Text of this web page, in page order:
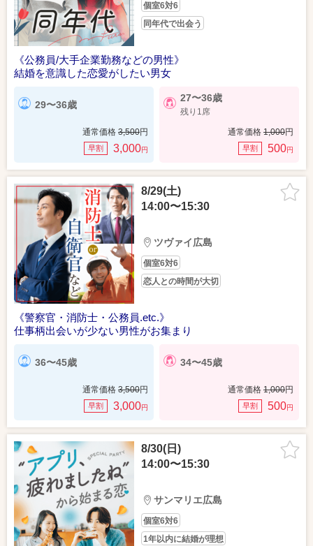
個室6対6
同年代で出会う
《公務員/大手企業勤務などの男性》
結婚を意識した恋愛がしたい男女
29〜36歳
通常価格 3,500円
早割 3,000円
27〜36歳
残り1席
通常価格 1,000円
早割 500円
8/29(土)
14:00〜15:30
ツヴァイ広島
個室6対6
恋人との時間が大切
《警察官・消防士・公務員.etc.》
仕事柄出会いが少ない男性がお集まり
36〜45歳
通常価格 3,500円
早割 3,000円
34〜45歳
通常価格 1,000円
早割 500円
8/30(日)
14:00〜15:30
サンマリエ広島
個室6対6
1年以内に結婚が理想